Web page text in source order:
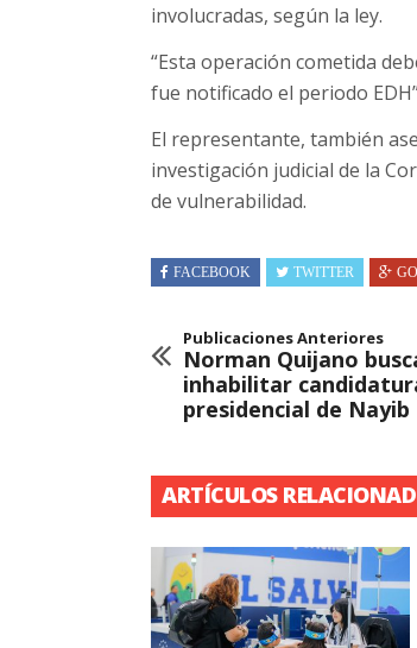
involucradas, según la ley.
“Esta operación cometida
fue notificado el periodo
El representante, también
investigación judicial de la
de vulnerabilidad.
FACEBOOK TWITTER
Publicaciones Anteriores
Norman Quijano
inhabilitar
presidencial de Nayib
ARTÍCULOS